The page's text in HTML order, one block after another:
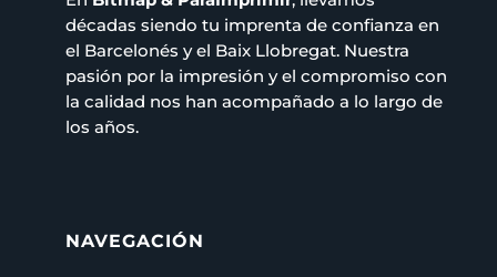
décadas siendo tu imprenta de confianza en
el Barcelonés y el Baix Llobregat. Nuestra
pasión por la impresión y el compromiso con
la calidad nos han acompañado a lo largo de
los años.
NAVEGACIÓN